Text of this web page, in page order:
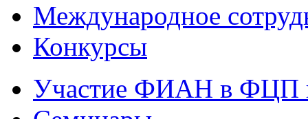
Международное
Конкурсы
Участие ФИАН в ФЦП